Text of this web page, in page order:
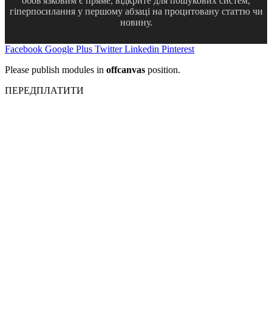
гіперпосилання у першому абзаці на процитовану статтю чи
новину.
Facebook Google Plus Twitter Linkedin Pinterest
Please publish modules in offcanvas position.
ПЕРЕДПЛАТИТИ